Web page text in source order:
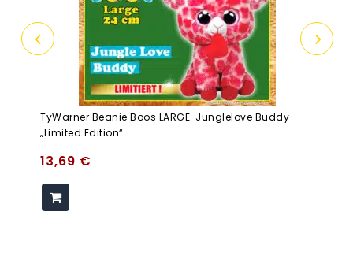
TyWarner Beanie Boos LARGE: Junglelove Buddy
„limited Edition“
13,69 €